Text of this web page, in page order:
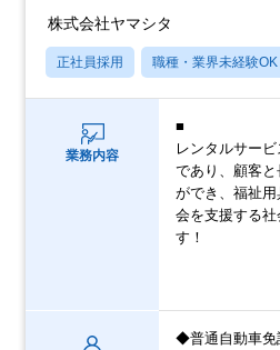
株式会社ヤマシタ
正社員採用 職種・業界未経験OK
業務内容
■
レンタルサー
であり、顧客
ができ、福祉
会を支援する
す！
◆普通自動車免